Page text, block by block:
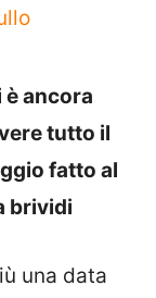
è ancora
tutto il
fatto al
brividi
una data